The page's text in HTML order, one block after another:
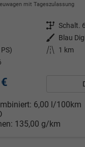
mit Tageszulassung
Getriebe Schalt.
Außenfarbe
Blau
Kilometerstand
1 km
6,00 l/100km
135,00 g/km